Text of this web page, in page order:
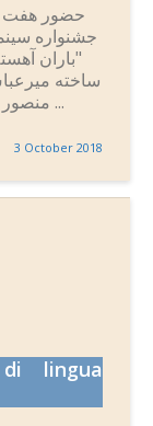
حضور هفت
جشنواره
"باران
ساخته
منصور فروزش؛ "پیدایش" ساخته آبتین مظفری؛ ...
3 October 2018
lingua